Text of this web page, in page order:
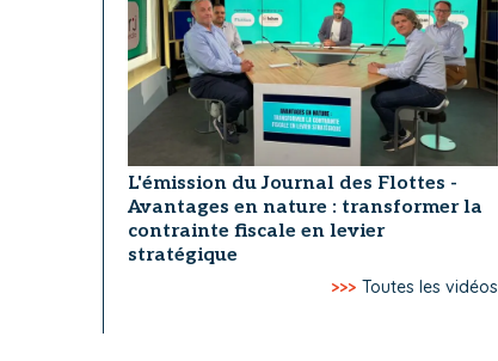
L'émission du Journal des Flottes -
Avantages en nature : transformer la
contrainte fiscale en levier
stratégique
>>> Toutes les vidéos